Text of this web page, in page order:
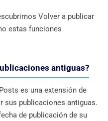
Volver a publicar
estas funciones
antiguas?
es una extensión de
sus publicaciones antiguas.
de publicación de su